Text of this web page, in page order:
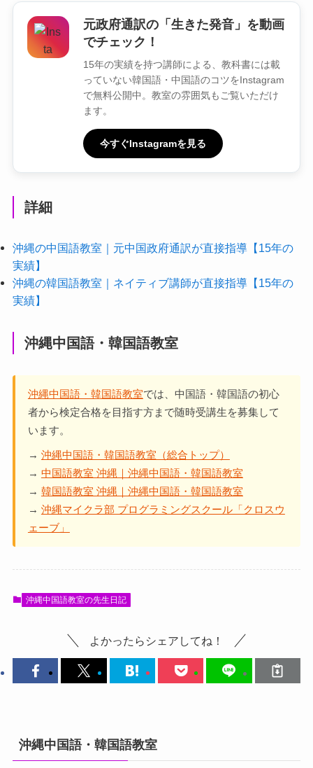
元政府通訳の「生きた発音」を動画
でチェック！
15年の実績を持つ講師による、教科書には載
っていない韓国語・中国語のコツをInstagram
で無料公開中。教室の雰囲気もご覧いただけ
ます。
今すぐInstagramを見る
詳細
沖縄の中国語教室｜元中国政府通訳が直接指導【15年の
実績】
沖縄の韓国語教室｜ネイティブ講師が直接指導【15年の
実績】
沖縄中国語・韓国語教室
沖縄中国語・韓国語教室では、中国語・韓国語の初心
者から検定合格を目指す方まで随時受講生を募集して
います。
→ 沖縄中国語・韓国語教室（総合トップ）
→ 中国語教室 沖縄｜沖縄中国語・韓国語教室
→ 韓国語教室 沖縄｜沖縄中国語・韓国語教室
→ 沖縄マイクラ部 プログラミングスクール「クロスウ
ェーブ」
沖縄中国語教室の先生日記
よかったらシェアしてね！
沖縄中国語・韓国語教室